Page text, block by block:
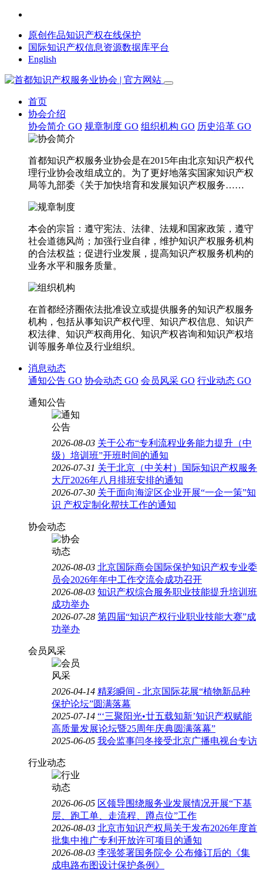
原创作品知识产权在线保护
国际知识产权信息资源数据库平台
English
首页
协会介绍
协会简介 GO 规章制度 GO 组织机构 GO 历史沿革 GO
首都知识产权服务业协会是在2015年由北京知识产权代
理行业协会改组成立的。为了更好地落实国家知识产权
局等九部委《关于加快培育和发展知识产权服务……
本会的宗旨：遵守宪法、法律、法规和国家政策，遵守
社会道德风尚；加强行业自律，维护知识产权服务机构
的合法权益；促进行业发展，提高知识产权服务机构的
业务水平和服务质量。
在首都经济圈依法批准设立或提供服务的知识产权服务
机构，包括从事知识产权代理、知识产权信息、知识产
权法律、知识产权商用化、知识产权咨询和知识产权培
训等服务单位及行业组织。
消息动态
通知公告 GO 协会动态 GO 会员风采 GO 行业动态 GO
通知公告
2026-08-03 关于公布“专利流程业务能力提升（中
级）培训班”开班时间的通知
2026-07-31 关于北京（中关村）国际知识产权服务
大厅2026年八月排班安排的通知
2026-07-30 关于面向海淀区企业开展“一企一策”知
识 产权定制化帮扶工作的通知
协会动态
2026-08-03 北京国际商会国际保护知识产权专业委
员会2026年年中工作交流会成功召开
2026-08-03 知识产权综合服务职业技能提升培训班
成功举办
2026-07-28 第四届“知识产权行业职业技能大赛”成
功举办
会员风采
2026-04-14 精彩瞬间 - 北京国际花展“植物新品种
保护论坛”圆满落幕
2025-07-14 “‘三聚阳光•廿五载知新’知识产权赋能
高质量发展论坛暨25周年庆典圆满落幕”
2025-06-05 我会监事闫冬接受北京广播电视台专访
行业动态
2026-06-05 区领导围绕服务业发展情况开展“下基
层、跑工单、走流程、蹲点位”工作
2026-08-03 北京市知识产权局关于发布2026年度首
批集中推广专利开放许可项目的通知
2026-08-03 李强签署国务院令 公布修订后的《集
成电路布图设计保护条例》